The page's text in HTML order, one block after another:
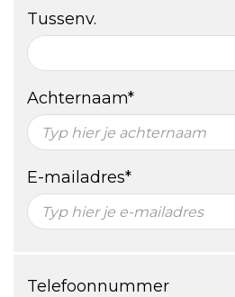
Tussenv.
Achternaam*
E-mailadres*
Telefoonnummer